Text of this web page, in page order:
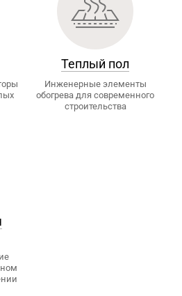
Теплый пол
Инженерные элементы
обогрева для современного
строительства